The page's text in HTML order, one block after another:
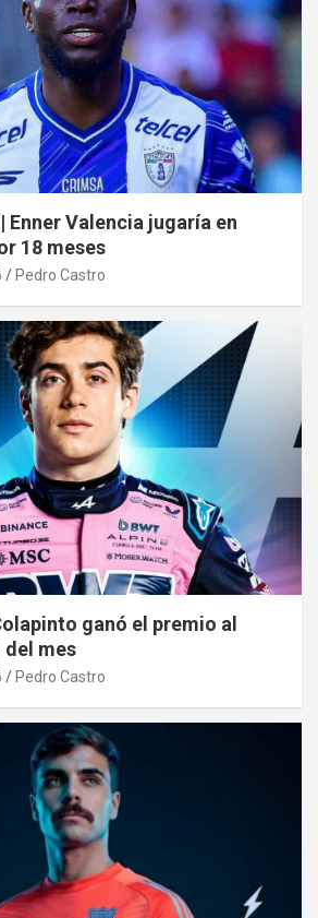
Enner Valencia jugaría en
18 meses
Pedro Castro
ganó el premio al
mes
Pedro Castro